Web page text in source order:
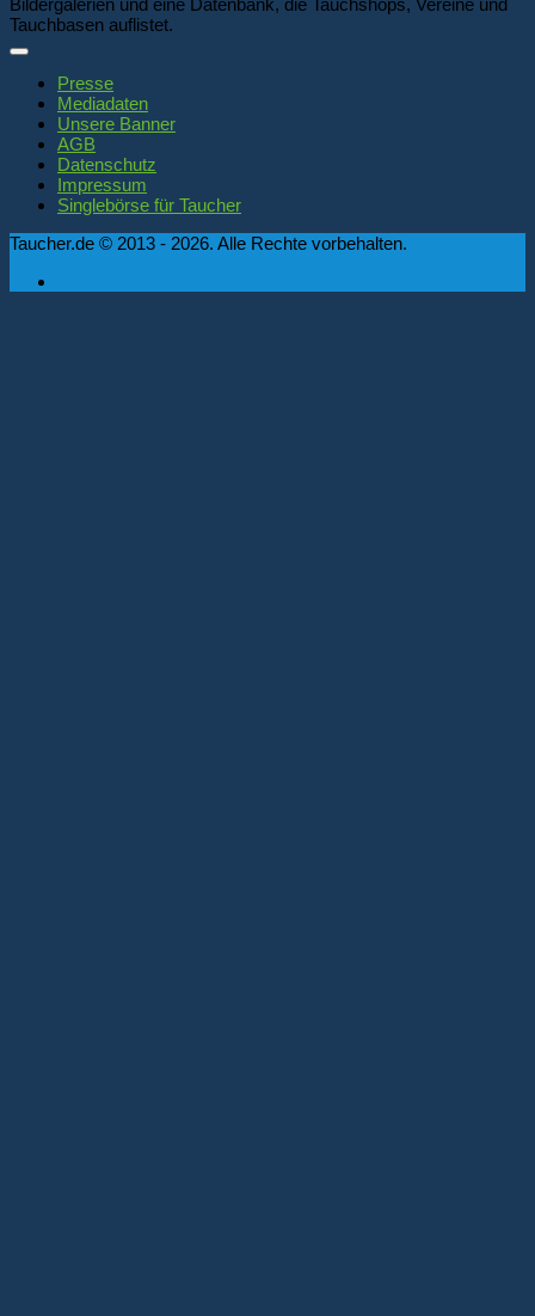
Tauchbasen auflistet.
Presse
Mediadaten
Unsere Banner
AGB
Datenschutz
Impressum
Singlebörse für Taucher
Taucher.de © 2013 - 2026. Alle Rechte vorbehalten.